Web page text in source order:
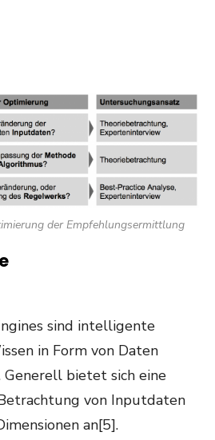
der Empfehlungsermittlung
sind intelligente
in Form von Daten
Generell bietet sich eine
von Inputdaten
an[5].